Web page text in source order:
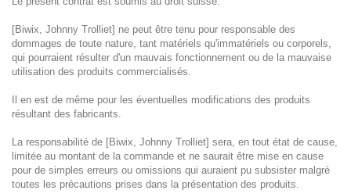
[Biwix, Johnny Trolliet] ne peut être tenu pour responsable des
dommages de toute nature, tant matériels qu'immatériels ou corporels,
qui pourraient résulter d'un mauvais fonctionnement ou de la mauvaise
utilisation des produits commercialisés.
Il en est de même pour les éventuelles modifications des produits
résultant des fabricants.
La responsabilité de [Biwix, Johnny Trolliet] sera, en tout état de cause,
limitée au montant de la commande et ne saurait être mise en cause
pour de simples erreurs ou omissions qui auraient pu subsister malgré
toutes les précautions prises dans la présentation des produits.